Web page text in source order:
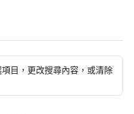
目，更改搜尋內容，或清除